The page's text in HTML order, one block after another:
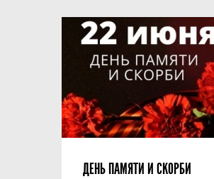
ДЕНЬ ПАМЯТИ И СКОРБИ